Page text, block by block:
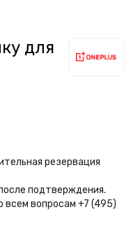
для
резервация
подтверждения.
всем вопросам +7 (495)